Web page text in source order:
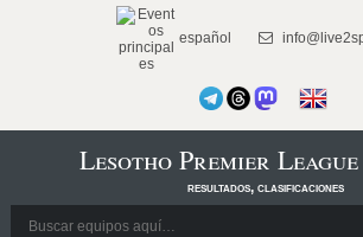
español
Lesotho Premier League
resultados, clasificaciones